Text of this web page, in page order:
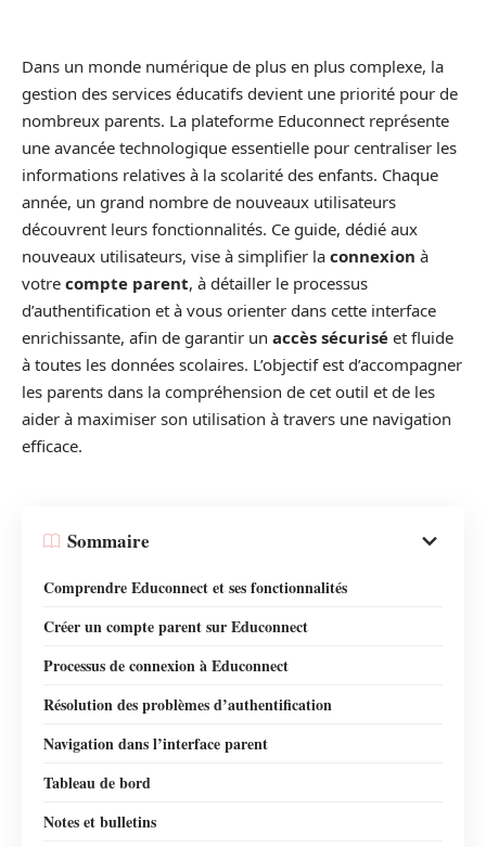
Dans un monde numérique de plus en plus complexe, la
gestion des services éducatifs devient une priorité pour de
nombreux parents. La plateforme Educonnect représente
une avancée technologique essentielle pour centraliser les
informations relatives à la scolarité des enfants. Chaque
année, un grand nombre de nouveaux utilisateurs
découvrent leurs fonctionnalités. Ce guide, dédié aux
nouveaux utilisateurs, vise à simplifier la connexion à
votre compte parent, à détailler le processus
d’authentification et à vous orienter dans cette interface
enrichissante, afin de garantir un accès sécurisé et fluide
à toutes les données scolaires. L’objectif est d’accompagner
les parents dans la compréhension de cet outil et de les
aider à maximiser son utilisation à travers une navigation
efficace.
Sommaire
Comprendre Educonnect et ses fonctionnalités
Créer un compte parent sur Educonnect
Processus de connexion à Educonnect
Résolution des problèmes d’authentification
Navigation dans l’interface parent
Tableau de bord
Notes et bulletins